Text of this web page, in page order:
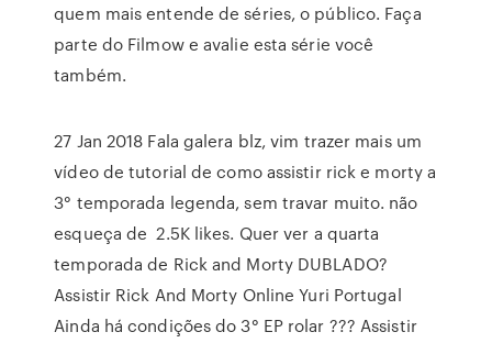
quem mais entende de séries, o público. Faça
parte do Filmow e avalie esta série você
também.
27 Jan 2018 Fala galera blz, vim trazer mais um
vídeo de tutorial de como assistir rick e morty a
3° temporada legenda, sem travar muito. não
esqueça de 2.5K likes. Quer ver a quarta
temporada de Rick and Morty DUBLADO?
Assistir Rick And Morty Online Yuri Portugal
Ainda há condições do 3° EP rolar ??? Assistir